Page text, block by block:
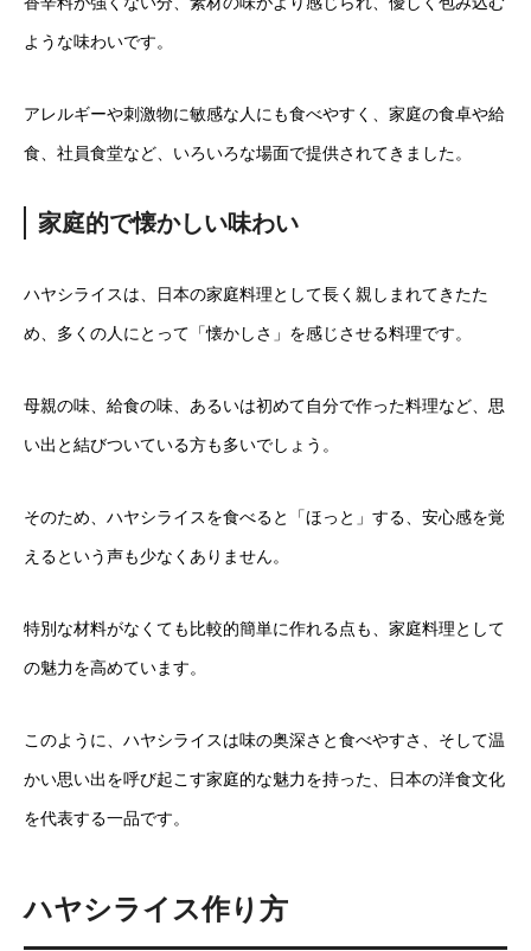
ような味わいです。
アレルギーや刺激物に敏感な人にも食べやすく、家庭の食卓や給
食、社員食堂など、いろいろな場面で提供されてきました。
家庭的で懐かしい味わい
ハヤシライスは、日本の家庭料理として長く親しまれてきたた
め、多くの人にとって「懐かしさ」を感じさせる料理です。
母親の味、給食の味、あるいは初めて自分で作った料理など、思
い出と結びついている方も多いでしょう。
そのため、ハヤシライスを食べると「ほっと」する、安心感を覚
えるという声も少なくありません。
特別な材料がなくても比較的簡単に作れる点も、家庭料理として
の魅力を高めています。
このように、ハヤシライスは味の奥深さと食べやすさ、そして温
かい思い出を呼び起こす家庭的な魅力を持った、日本の洋食文化
を代表する一品です。
ハヤシライス作り方